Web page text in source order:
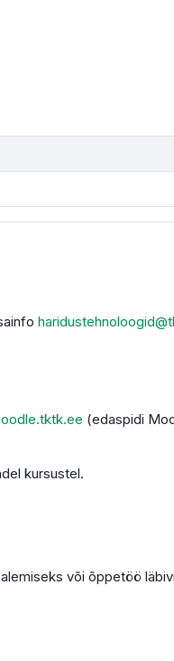
(edaspidi
kursustel.
või õppetöö